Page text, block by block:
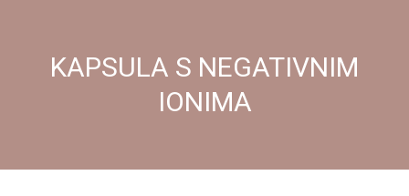
KAPSULA S NEGATIVNIM
IONIMA